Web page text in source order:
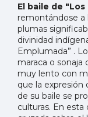
El baile de
remontándose a
plumas
divinidad
Emplumada” .
maraca o
muy lento con
que la expresión
de su baile se
culturas. En esta